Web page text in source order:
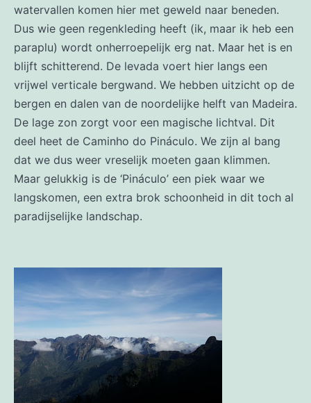
watervallen komen hier met geweld naar beneden.
Dus wie geen regenkleding heeft (ik, maar ik heb een
paraplu) wordt onherroepelijk erg nat. Maar het is en
blijft schitterend. De levada voert hier langs een
vrijwel verticale bergwand. We hebben uitzicht op de
bergen en dalen van de noordelijke helft van Madeira.
De lage zon zorgt voor een magische lichtval. Dit
deel heet de Caminho do Pináculo. We zijn al bang
dat we dus weer vreselijk moeten gaan klimmen.
Maar gelukkig is de ‘Pináculo’ een piek waar we
langskomen, een extra brok schoonheid in dit toch al
paradijselijke landschap.